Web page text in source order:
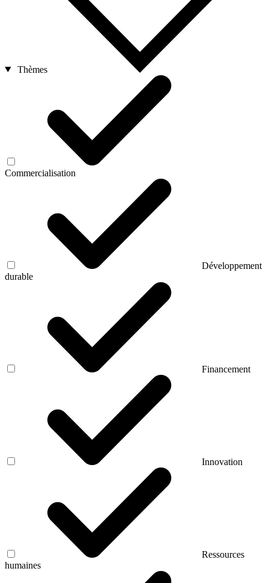
Thèmes
Commercialisation
Développement
durable
Financement
Innovation
Ressources
humaines